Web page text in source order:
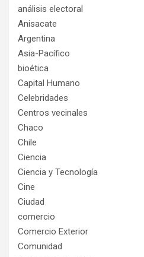
análisis electoral
Anisacate
Argentina
Asia-Pacífico
bioética
Capital Humano
Celebridades
Centros vecinales
Chaco
Chile
Ciencia
Ciencia y Tecnología
Cine
Ciudad
comercio
Comercio Exterior
Comunidad